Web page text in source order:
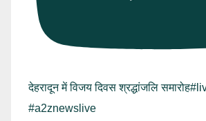
देहरादून में विजय दिवस श्रद्धांजलि
#a2znewslive